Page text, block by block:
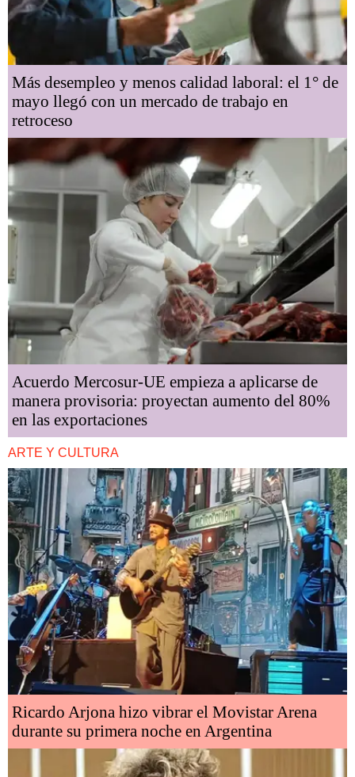
Más desempleo y menos calidad laboral: el 1° de
mayo llegó con un mercado de trabajo en
retroceso
Acuerdo Mercosur-UE empieza a aplicarse de
manera provisoria: proyectan aumento del 80%
en las exportaciones
ARTE Y CULTURA
Ricardo Arjona hizo vibrar el Movistar Arena
durante su primera noche en Argentina